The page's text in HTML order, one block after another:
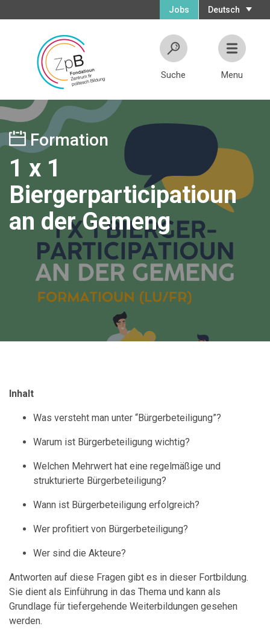
Deutsch
Jobs
Suche Menu
Formation
1 x 1
Biergerparticipatioun
an der Gemeng
Inhalt
Was versteht man unter “Bürgerbeteiligung”?
Warum ist Bürgerbeteiligung wichtig?
Welchen Mehrwert hat eine regelmäßige und
strukturierte Bürgerbeteiligung?
Wann ist Bürgerbeteiligung erfolgreich?
Wer profitiert von Bürgerbeteiligung?
Wer sind die Akteure?
Antworten auf diese Fragen gibt es in dieser Fortbildung.
Sie dient als Einführung in das Thema und kann als
Grundlage für tiefergehende Weiterbildungen gesehen
werden.